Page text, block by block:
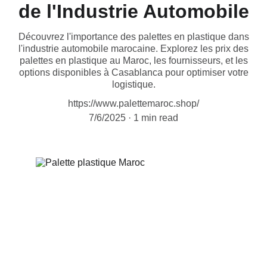
de l'Industrie Automobile
Découvrez l'importance des palettes en plastique dans
l'industrie automobile marocaine. Explorez les prix des
palettes en plastique au Maroc, les fournisseurs, et les
options disponibles à Casablanca pour optimiser votre
logistique.
https://www.palettemaroc.shop/
7/6/2025
1 min read